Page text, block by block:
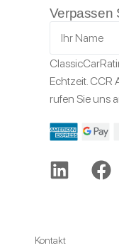
Verpassen
Echtzeit. CCR
rufen Sie uns
Kontakt